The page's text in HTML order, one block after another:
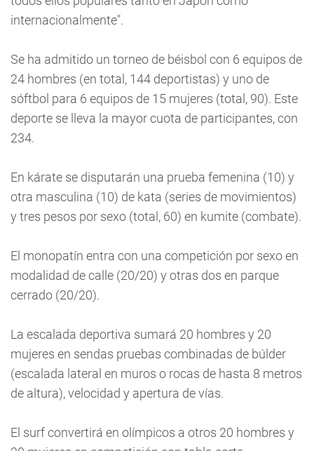
internacionalmente".
Se ha admitido un torneo de béisbol con 6 equipos de
24 hombres (en total, 144 deportistas) y uno de
sóftbol para 6 equipos de 15 mujeres (total, 90). Este
deporte se lleva la mayor cuota de participantes, con
234.
En kárate se disputarán una prueba femenina (10) y
otra masculina (10) de kata (series de movimientos)
y tres pesos por sexo (total, 60) en kumite (combate).
El monopatín entra con una competición por sexo en
modalidad de calle (20/20) y otras dos en parque
cerrado (20/20).
La escalada deportiva sumará 20 hombres y 20
mujeres en sendas pruebas combinadas de búlder
(escalada lateral en muros o rocas de hasta 8 metros
de altura), velocidad y apertura de vías.
El surf convertirá en olímpicos a otros 20 hombres y